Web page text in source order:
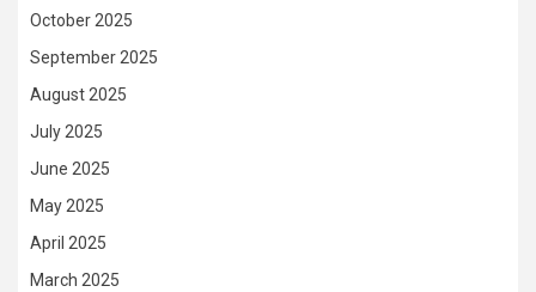
October 2025
September 2025
August 2025
July 2025
June 2025
May 2025
April 2025
March 2025